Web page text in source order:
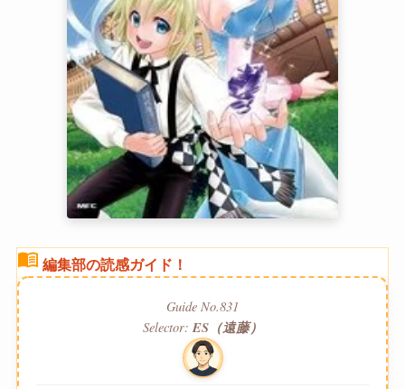
menu_book 編集部の読感ガイド！
Guide No.831
Selector: ES（遠藤）